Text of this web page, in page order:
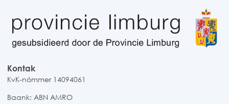
Kontak
KvK-nómmer 14094061
Baank: ABN AMRO